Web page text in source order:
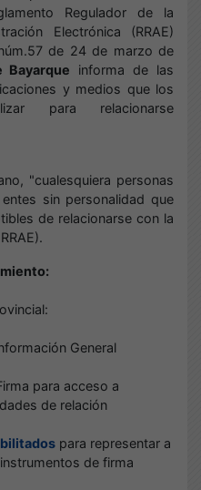
Regulador de la
Electrónica (RRAE)
de 24 de marzo de
Bayarque informa de las
y medios que los
para relacionarse
"cualesquiera personas
sin personalidad que
de relacionarse con la
General
para acceso a
de relación
para representar a
de firma